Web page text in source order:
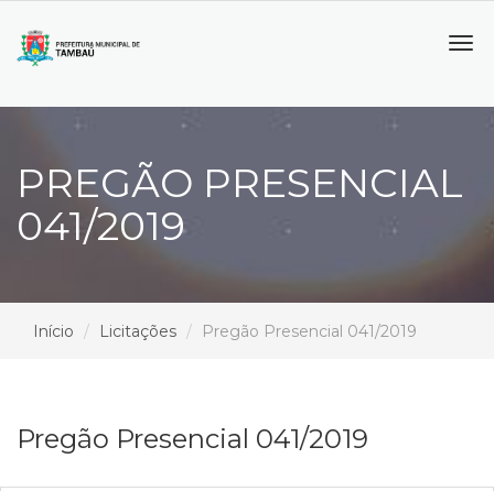
PREGÃO PRESENCIAL
041/2019
Início Licitações Pregão Presencial 041/2019
Pregão Presencial 041/2019